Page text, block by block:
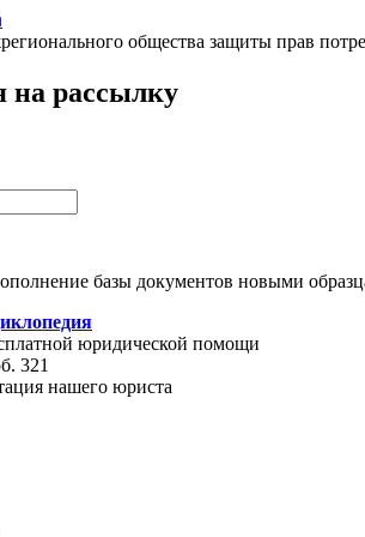
общества защиты прав
на рассылку
базы документов новыми
юридической помощи
321
нашего юриста